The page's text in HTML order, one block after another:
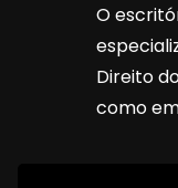
O
Direito
como